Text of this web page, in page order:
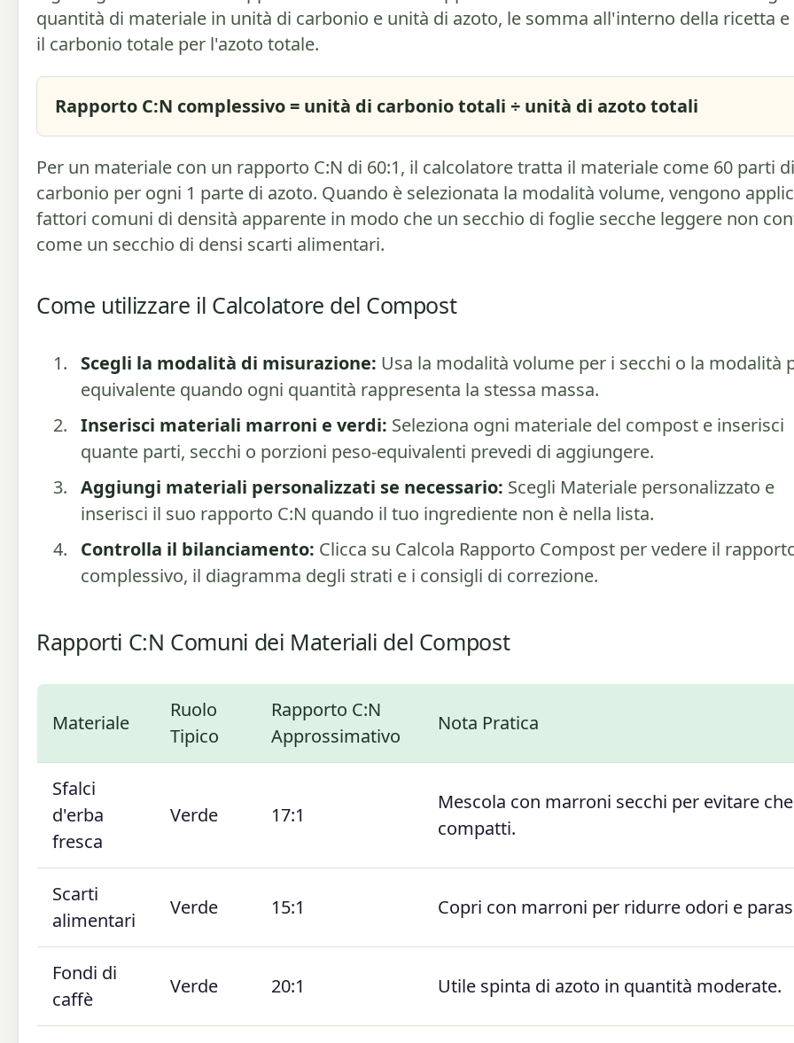
quantità di materiale in unità di carbonio e unità di azoto, le somma all'interno della ricetta
il carbonio totale per l'azoto totale.
Rapporto C:N complessivo = unità di carbonio totali ÷ unità di azoto totali
Per un materiale con un rapporto C:N di 60:1, il calcolatore tratta il materiale come 60 parti di
carbonio per ogni 1 parte di azoto. Quando è selezionata la modalità volume, vengono
fattori comuni di densità apparente in modo che un secchio di foglie secche leggere non
come un secchio di densi scarti alimentari.
Come utilizzare il Calcolatore del Compost
Scegli la modalità di misurazione: Usa la modalità volume per i secchi o la modalità
equivalente quando ogni quantità rappresenta la stessa massa.
Inserisci materiali marroni e verdi: Seleziona ogni materiale del compost e inserisci
quante parti, secchi o porzioni peso-equivalenti prevedi di aggiungere.
Aggiungi materiali personalizzati se necessario: Scegli Materiale personalizzato e
inserisci il suo rapporto C:N quando il tuo ingrediente non è nella lista.
Controlla il bilanciamento: Clicca su Calcola Rapporto Compost per vedere il
complessivo, il diagramma degli strati e i consigli di correzione.
Rapporti C:N Comuni dei Materiali del Compost
Materiale
Ruolo
Tipico
Rapporto C:N
Approssimativo
Nota Pratica
Sfalci
d'erba
fresca
Verde 17:1
Mescola con marroni secchi per evitare
compatti.
Scarti
alimentari
Verde 15:1 Copri con marroni per ridurre odori e
Fondi di
caffè
Verde 20:1 Utile spinta di azoto in quantità moderate.